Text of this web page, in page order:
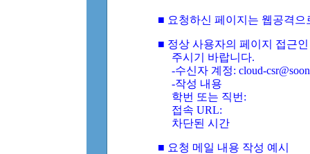
■ 요청하신 페이지는 웹공격
■ 정상 사용자의 페이지 접근
주시기 바랍니다.
-수신자 계정: cloud-
-작성 내용
학번 또는 직번:
접속 URL:
차단된 시간
■ 요청 메일 내용 작성 예시